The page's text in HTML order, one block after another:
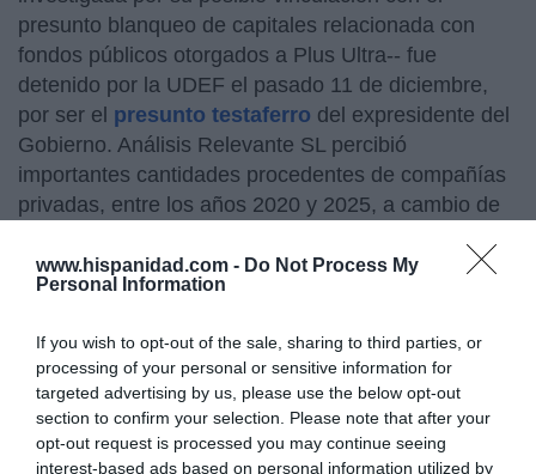
www.hispanidad.com - Do Not Process My
Personal Information
If you wish to opt-out of the sale, sharing to third parties, or
processing of your personal or sensitive information for
targeted advertising by us, please use the below opt-out
section to confirm your selection. Please note that after your
opt-out request is processed you may continue seeing
interest-based ads based on personal information utilized by
presunto blanqueo de capitales relacionada con
fondos públicos otorgados a Plus Ultra-- fue
detenido por la UDEF el pasado 11 de diciembre,
por ser el presunto testaferro del expresidente del
Gobierno. Análisis Relevante SL percibió
importantes cantidades procedentes de compañías
privadas, entre los años 2020 y 2025, a cambio de
pagó a Zapatero y a sus hijas, Laura y Alba
Rodríguez Espinosa, en esas mismas fechas, unos
maquetación.
En relación a este caso, The Objective aporta hoy
quela UDEF de la Policía Nacional ha
descubierto tres nuevos pagos de la trama Plus